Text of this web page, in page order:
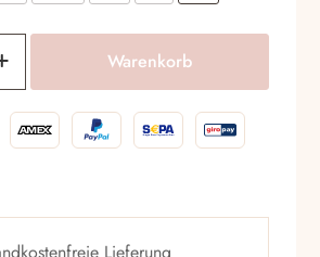
Warenkorb